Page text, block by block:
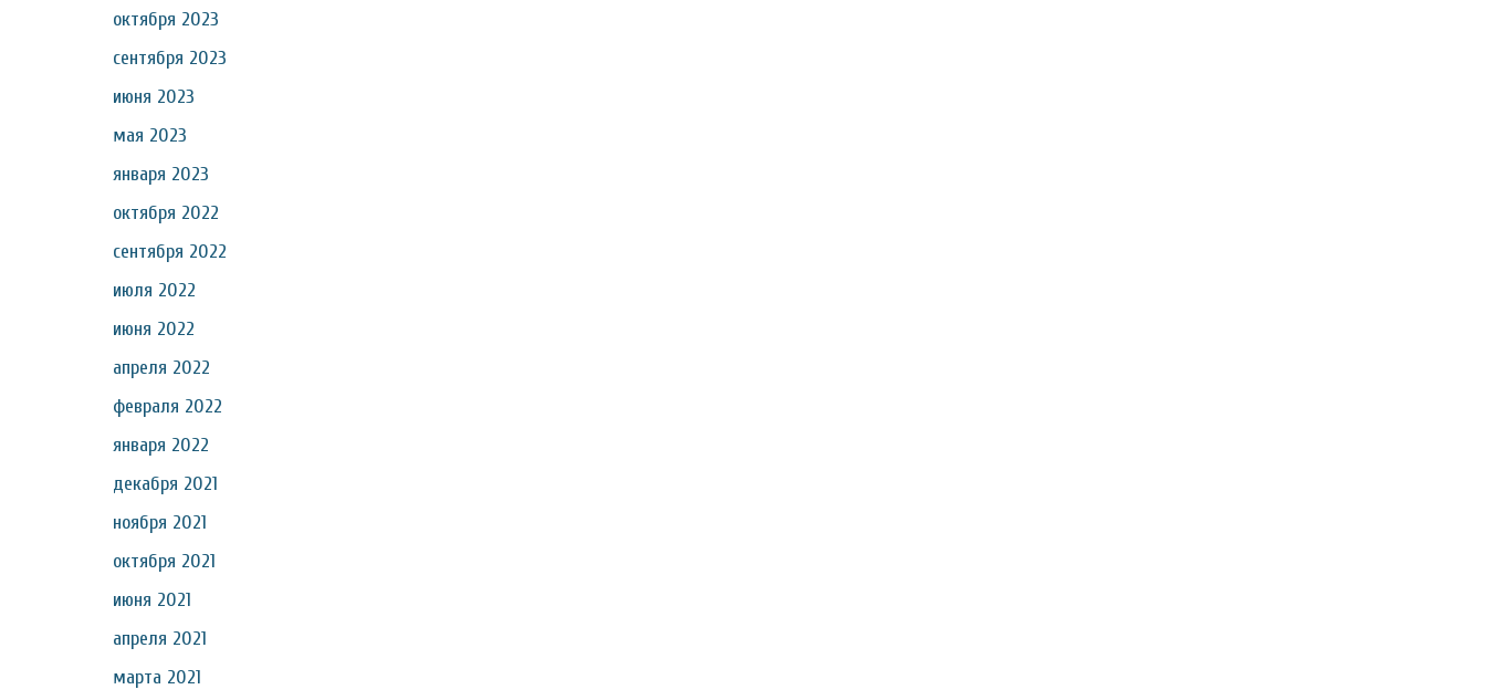
октября 2023
сентября 2023
июня 2023
мая 2023
января 2023
октября 2022
сентября 2022
июля 2022
июня 2022
апреля 2022
февраля 2022
января 2022
декабря 2021
ноября 2021
октября 2021
июня 2021
апреля 2021
марта 2021